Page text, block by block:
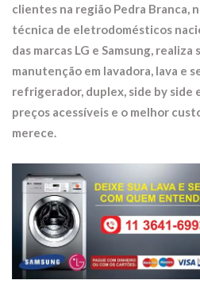
clientes na região Pedra Branca,
técnica de eletrodomésticos
das marcas LG e Samsung, realiza
manutenção em lavadora, lava e
refrigerador, duplex, side by side
preços acessíveis e o melhor
merece.